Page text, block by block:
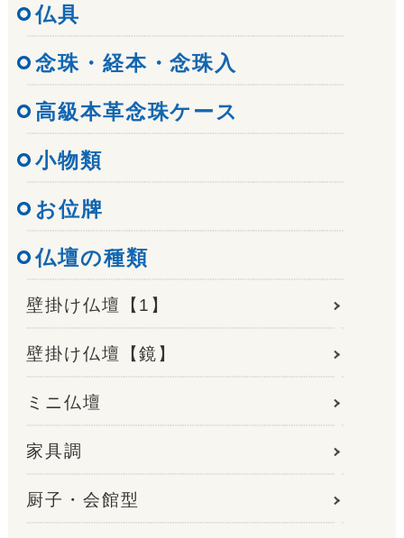
仏具
念珠・経本・念珠入
高級本革念珠ケース
小物類
お位牌
仏壇の種類
壁掛け仏壇【1】
壁掛け仏壇【鏡】
ミニ仏壇
家具調
厨子・会館型